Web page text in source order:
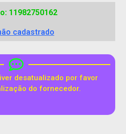
11982750162
cadastrado
desatualizado por favor
do fornecedor.